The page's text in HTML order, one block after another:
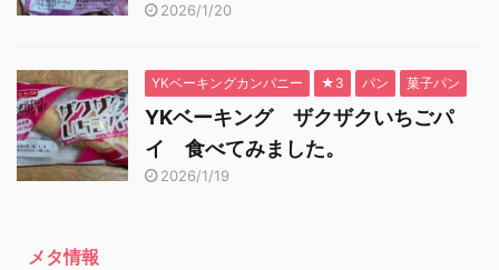
2026/1/20
YKベーキングカンパニー ★3 パン 菓子パン
YKベーキング ザクザクいちごパ
イ 食べてみました。
2026/1/19
メタ情報